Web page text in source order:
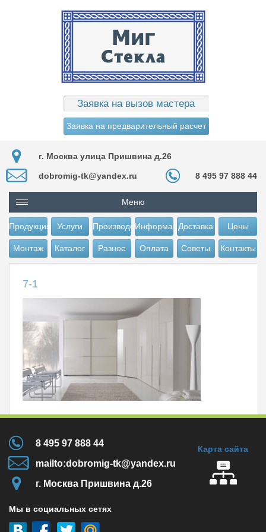
Заявка на вызов мастера
Заявка на предварительный расчет
г. Москва улица Пришвина д.26
dobromig-tk@yandex.ru 8 495 97 888 44
Меню
Продукция Услуги ПроизводствоИнформацияДоставка Цены
Монтаж Каталог Разное Оплата Советы Контакты
7-1
8 495 97 888 44
mailto:dobromig-tk@yandex.ru
г. Москва Пришвина д.26
Карта сайта
Мы в социальных сетях